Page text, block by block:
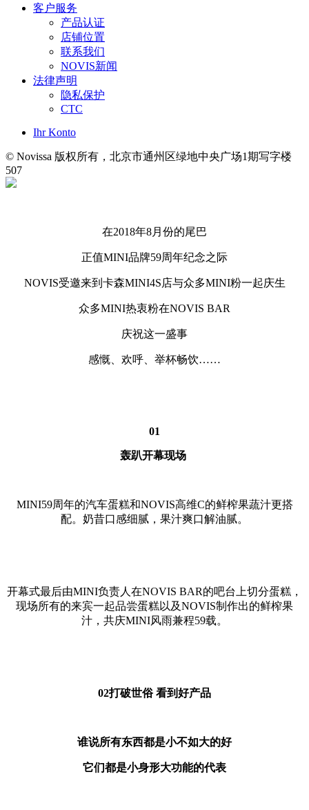
客户服务
产品认证
店铺位置
联系我们
NOVIS新闻
法律声明
隐私保护
CTC
Ihr Konto
© Novissa 版权所有，北京市通州区绿地中央广场1期写字楼
507
在2018年8月份的尾巴
正值MINI品牌59周年纪念之际
NOVIS受邀来到卡森MINI4S店与众多MINI粉一起庆生
众多MINI热衷粉在NOVIS BAR
庆祝这一盛事
感慨、欢呼、举杯畅饮……
01
轰趴开幕现场
MINI59周年的汽车蛋糕和NOVIS高维C的鲜榨果蔬汁更搭
配。奶昔口感细腻，果汁爽口解油腻。
开幕式最后由MINI负责人在NOVIS BAR的吧台上切分蛋糕，
现场所有的来宾一起品尝蛋糕以及NOVIS制作出的鲜榨果
汁，共庆MINI风雨兼程59载。
02打破世俗 看到好产品
谁说所有东西都是小不如大的好
它们都是小身形大功能的代表